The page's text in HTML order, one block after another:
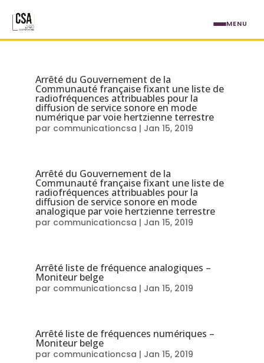
Étiquette : Cadastre/zones de
Arrêté du Gouvernement de la
Communauté française fixant une liste de
radiofréquences attribuables pour la
diffusion de service sonore en mode
numérique par voie hertzienne terrestre
par communicationcsa | Jan 15, 2019
Arrêté du Gouvernement de la
Communauté française fixant une liste de
radiofréquences attribuables pour la
diffusion de service sonore en mode
analogique par voie hertzienne terrestre
par communicationcsa | Jan 15, 2019
Arrêté liste de fréquence analogiques –
Moniteur belge
par communicationcsa | Jan 15, 2019
Arrêté liste de fréquences numériques –
Moniteur belge
par communicationcsa | Jan 15, 2019
MENU